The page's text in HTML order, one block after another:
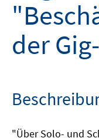
der
"Über Solo- und